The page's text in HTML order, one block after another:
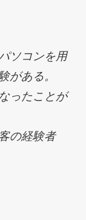
ソコンを用
がある。
ったことが
の経験者